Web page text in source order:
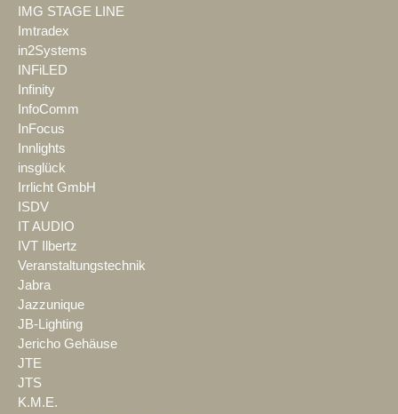
IMG STAGE LINE
Imtradex
in2Systems
INFiLED
Infinity
InfoComm
InFocus
Innlights
insglück
Irrlicht GmbH
ISDV
IT AUDIO
IVT Ilbertz
Veranstaltungstechnik
Jabra
Jazzunique
JB-Lighting
Jericho Gehäuse
JTE
JTS
K.M.E.